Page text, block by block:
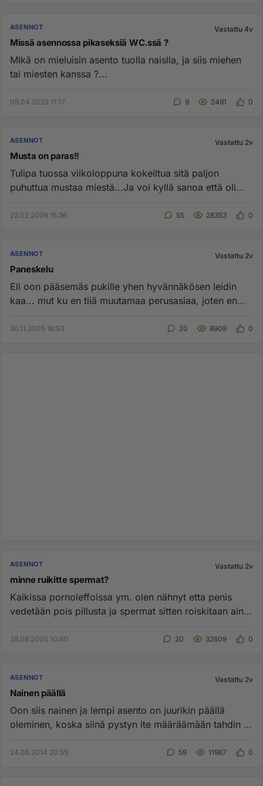
ASENNOT Vastattu 4v
Missä asennossa pikaseksiä WC.ssä ?
MIkä on mieluisin asento tuolla naislla, ja siis miehen
tai miesten kanssa ?...
09.04.2022 11:17 9 2491 0
ASENNOT Vastattu 2v
Musta on paras!!
Tulipa tuossa viikoloppuna kokeiltua sitä paljon
puhuttua mustaa miestä...Ja voi kyllä sanoa että oli
22.02.2006 15:36 55 28353 0
ASENNOT Vastattu 2v
Paneskelu
Eli oon pääsemäs pukille yhen hyvännäkösen leidin
kaa... mut ku en tiiä muutamaa perusasiaa, joten en
30.11.2005 16:53 20 8908 0
ASENNOT Vastattu 2v
minne ruikitte spermat?
Kaikissa pornoleffoissa ym. olen nähnyt etta penis
vedetään pois pillusta ja spermat sitten roiskitaan aina
28.08.2005 10:40 20 32609 0
ASENNOT Vastattu 2v
Nainen päällä
Oon siis nainen ja lempi asento on juurikin päällä
oleminen, koska siinä pystyn ite määräämään tahdin ja
24.05.2014 20:55 59 11967 0